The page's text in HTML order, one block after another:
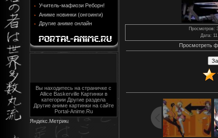
Учитель-мафиози Реборн!
Аниме новинки (онгоинги)
Другие аниме онлайн
Вы находитесь на страничке с
Allice Baskerville Картинки в
категории Другие раздела
Другие аниме картинки на сайте
Portal-Anime.Ru
Просмотров:
Дата:
Просмотреть